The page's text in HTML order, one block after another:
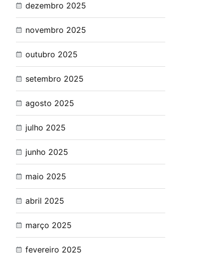
dezembro 2025
novembro 2025
outubro 2025
setembro 2025
agosto 2025
julho 2025
junho 2025
maio 2025
abril 2025
março 2025
fevereiro 2025